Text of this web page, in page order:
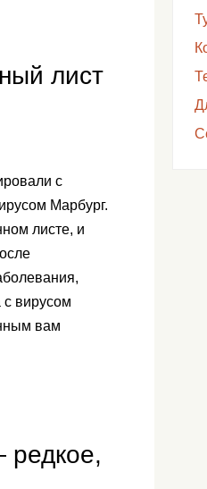
лист
с
Марбург.
листе, и
с вирусом
вам
редкое,